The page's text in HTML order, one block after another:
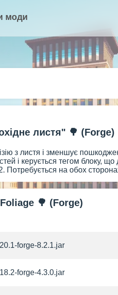
моди
листя" 🌳 (Forge)
з листя і зменшує
і керується тегом блоку,
Потребується на обох
🌳 (Forge)
forge-8.2.1.jar
forge-4.3.0.jar